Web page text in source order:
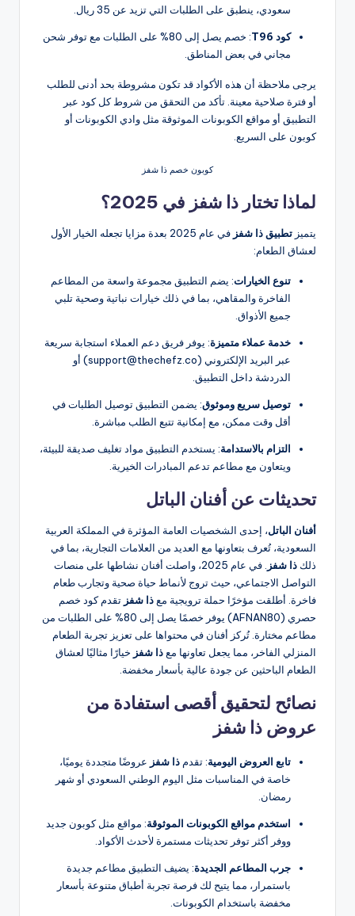
سعودي، ينطبق على الطلبات التي تزيد عن 35 ريال.
كود T96
: خصم يصل إلى 80% على الطلبات مع توفر شحن
مجاني في بعض المناطق.
يرجى ملاحظة أن هذه الأكواد قد تكون مشروطة بحد أدنى للطلب
أو فترة صلاحية معينة. تأكد من التحقق من شروط كل كود عبر
التطبيق أو مواقع الكوبونات الموثوقة مثل وادي الكوبونات أو
كوبون على السريع.
كوبون خصم ذا شفز
لماذا تختار ذا شفز في 2025؟
يتميز تطبيق ذا شفز
في عام 2025 بعدة مزايا تجعله الخيار الأول
لعشاق الطعام:
تنوع الخيارات: يضم التطبيق مجموعة واسعة من المطاعم
الفاخرة والمقاهي، بما في ذلك خيارات نباتية وصحية تلبي
جميع الأذواق.
خدمة عملاء متميزة: يوفر فريق دعم العملاء استجابة سريعة
عبر البريد الإلكتروني (support@thechefz.co) أو
الدردشة داخل التطبيق.
توصيل سريع وموثوق: يضمن التطبيق توصيل الطلبات في
أقل وقت ممكن، مع إمكانية تتبع الطلب مباشرة.
التزام بالاستدامة: يستخدم التطبيق مواد تغليف صديقة للبيئة،
ويتعاون مع مطاعم تدعم المبادرات الخيرية.
تحديثات عن أفنان الباتل
أفنان الباتل، إحدى الشخصيات العامة المؤثرة في المملكة العربية
السعودية، تُعرف بتعاونها مع العديد من العلامات التجارية، بما في
ذلك ذا شفز
. في عام 2025، واصلت أفنان نشاطها على منصات
التواصل الاجتماعي، حيث تروج لأنماط حياة صحية وتجارب طعام
فاخرة. أطلقت مؤخرًا حملة ترويجية مع ذا شفز تقدم كود خصم
حصري (AFNAN80) يوفر خصمًا يصل إلى 80% على الطلبات من
مطاعم مختارة. تُركز أفنان في محتواها على تعزيز تجربة الطعام
المنزلي الفاخر، مما يجعل تعاونها مع ذا شفز خيارًا مثاليًا لعشاق
الطعام الباحثين عن جودة عالية بأسعار مخفضة.
نصائح لتحقيق أقصى استفادة من
عروض ذا شفز
تابع العروض اليومية: تقدم ذا شفز عروضًا متجددة يوميًا،
خاصة في المناسبات مثل اليوم الوطني السعودي أو شهر
رمضان.
استخدم مواقع الكوبونات الموثوقة: مواقع مثل كوبون جديد
ووفر أكثر توفر تحديثات مستمرة لأحدث الأكواد.
جرب المطاعم الجديدة: يضيف التطبيق مطاعم جديدة
باستمرار، مما يتيح لك فرصة تجربة أطباق متنوعة بأسعار
مخفضة باستخدام الكوبونات.